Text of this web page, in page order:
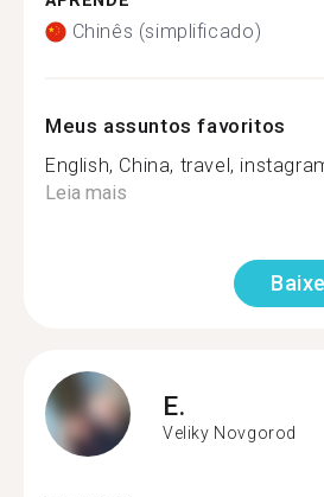
Chinês (simplificado)
Meus assuntos favoritos
English, China, travel,
Leia mais
E.
Veliky Novgorod